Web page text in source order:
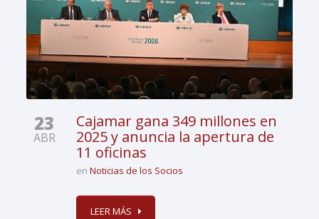
23
ABR
Cajamar gana 349 millones en
2025 y anuncia la apertura de
11 oficinas
enNoticias de los Socios
LEER MÁS